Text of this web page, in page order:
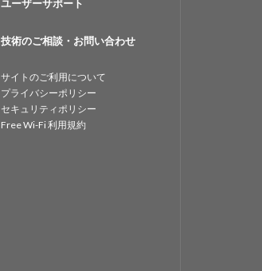
ユーザーサポート
技術のご相談・お問い合わせ
サイトのご利用について
プライバシーポリシー
セキュリティポリシー
Free Wi-Fi 利用規約